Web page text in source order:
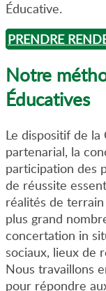
Éducative.
PRENDRE
Notre
Éducatives
Le dispositif de
partenarial, la
participation des
de réussite
réalités de
plus grand
concertation in
sociaux, lieux de
Nous travaillons
pour répondre